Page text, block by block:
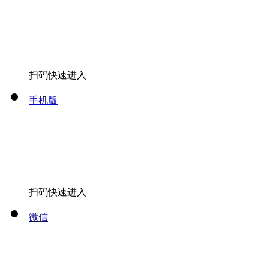
扫码快速进入
手机版
扫码快速进入
微信